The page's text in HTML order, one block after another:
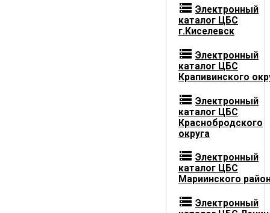
storage Электронный
каталог ЦБС
г.Киселевск
storage Электронный
каталог ЦБС
Крапивинского
storage Электронный
каталог ЦБС
Краснобродского
округа
storage Электронный
каталог ЦБС
Мариинского
storage Электронный